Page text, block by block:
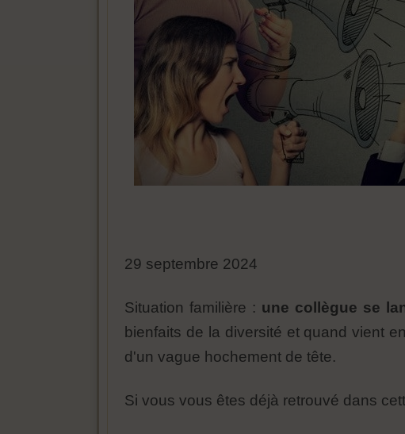
29 septembre 2024
Situation familière : une collègue se
bienfaits de la diversité et quand vient
d'un vague hochement de tête.
Si vous vous êtes déjà retrouvé dans